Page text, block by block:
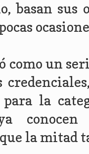
basan
un
la
la mitad